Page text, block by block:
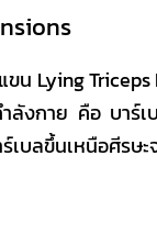
ขน Lying
ลังกาย คือ บาร์เ
ร์เบลขึ้นเหนือศี